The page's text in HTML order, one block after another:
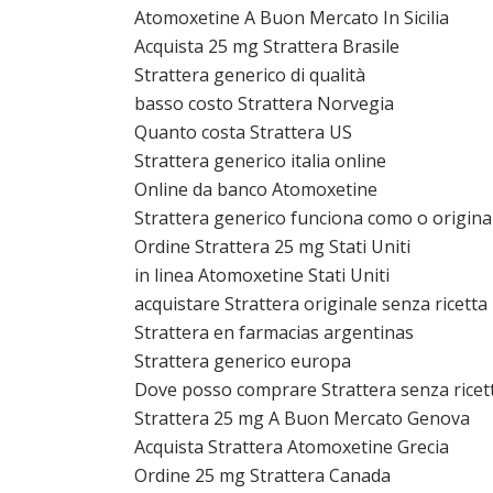
Atomoxetine A Buon Mercato In Sicilia
Acquista 25 mg Strattera Brasile
Strattera generico di qualità
basso costo Strattera Norvegia
Quanto costa Strattera US
Strattera generico italia online
Online da banco Atomoxetine
Strattera generico funciona como o
Ordine Strattera 25 mg Stati Uniti
in linea Atomoxetine Stati Uniti
acquistare Strattera originale senza ricetta
Strattera en farmacias argentinas
Strattera generico europa
Dove posso comprare Strattera senza
Strattera 25 mg A Buon Mercato Genova
Acquista Strattera Atomoxetine Grecia
Ordine 25 mg Strattera Canada